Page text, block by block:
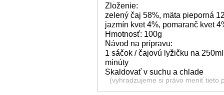
Zloženie:
zelený čaj 58%, mäta pieporná
jazmín kvet 4%, pomaranč kvet
Hmotnosť: 100g
Návod na prípravu:
1 sáčok / čajovú lyžičku na
minúty
Skaldovať v suchu a chlade
(vyhradzujeme si právo meniť tieto